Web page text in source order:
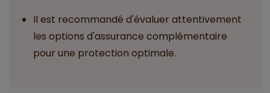
Il est recommandé d'évaluer attentivement
les options d'assurance complémentaire
pour une protection optimale.